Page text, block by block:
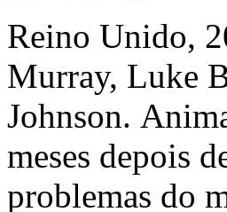
Reino Unido,
Murray, Luke
Johnson.
meses depois
problemas do